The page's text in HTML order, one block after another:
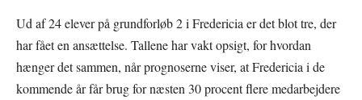
Ud af 24 elever på grundforløb 2 i Fredericia er det blot tre, der
har fået en ansættelse. Tallene har vakt opsigt, for hvordan
hænger det sammen, når prognoserne viser, at Fredericia i de
kommende år får brug for næsten 30 procent flere medarbejdere